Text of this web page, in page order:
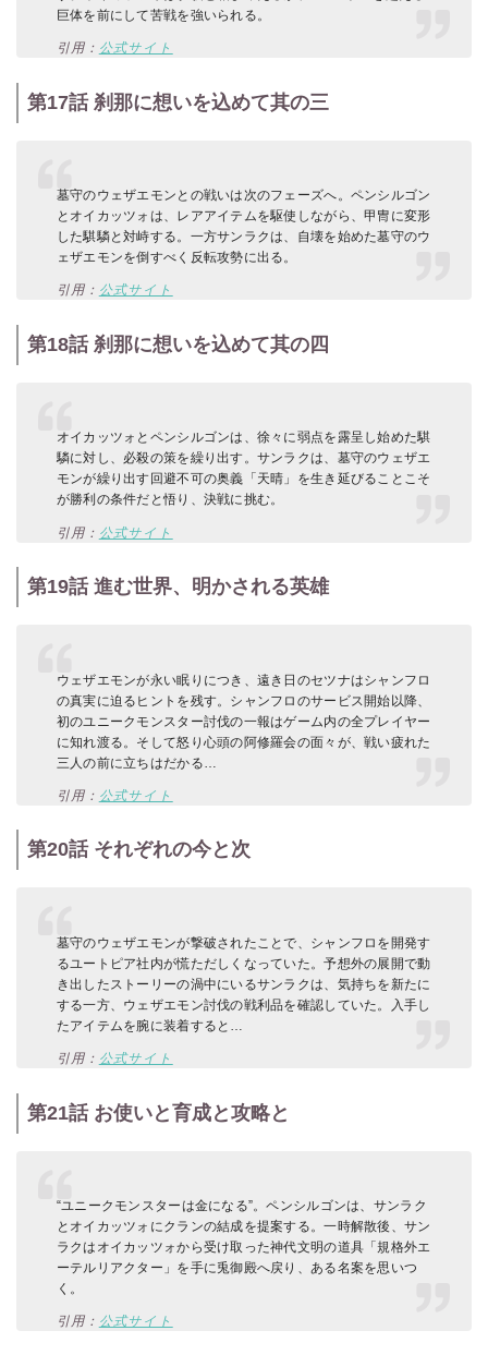
巨体を前にして苦戦を強いられる。
引用： 公式サイト
第17話 刹那に想いを込めて其の三
墓守のウェザエモンとの戦いは次のフェーズへ。ペンシルゴン
とオイカッツォは、レアアイテムを駆使しながら、甲冑に変形
した騏驎と対峙する。一方サンラクは、自壊を始めた墓守のウ
ェザエモンを倒すべく反転攻勢に出る。
引用： 公式サイト
第18話 刹那に想いを込めて其の四
オイカッツォとペンシルゴンは、徐々に弱点を露呈し始めた騏
驎に対し、必殺の策を繰り出す。サンラクは、墓守のウェザエ
モンが繰り出す回避不可の奥義「天晴」を生き延びることこそ
が勝利の条件だと悟り、決戦に挑む。
引用： 公式サイト
第19話 進む世界、明かされる英雄
ウェザエモンが永い眠りにつき、遠き日のセツナはシャンフロ
の真実に迫るヒントを残す。シャンフロのサービス開始以降、
初のユニークモンスター討伐の一報はゲーム内の全プレイヤー
に知れ渡る。そして怒り心頭の阿修羅会の面々が、戦い疲れた
三人の前に立ちはだかる…
引用： 公式サイト
第20話 それぞれの今と次
墓守のウェザエモンが撃破されたことで、シャンフロを開発す
るユートピア社内が慌ただしくなっていた。予想外の展開で動
き出したストーリーの渦中にいるサンラクは、気持ちを新たに
する一方、ウェザエモン討伐の戦利品を確認していた。入手し
たアイテムを腕に装着すると…
引用： 公式サイト
第21話 お使いと育成と攻略と
“ユニークモンスターは金になる”。ペンシルゴンは、サンラク
とオイカッツォにクランの結成を提案する。一時解散後、サン
ラクはオイカッツォから受け取った神代文明の道具「規格外エ
ーテルリアクター」を手に兎御殿へ戻り、ある名案を思いつ
く。
引用： 公式サイト